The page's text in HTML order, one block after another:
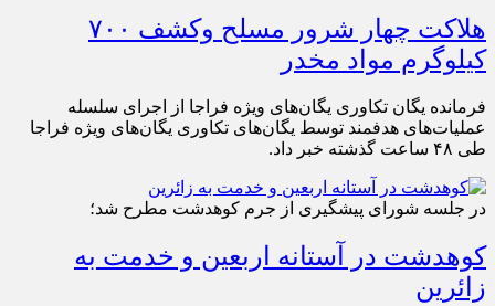
هلاکت چهار شرور مسلح وکشف ۷۰۰
کیلوگرم مواد مخدر
فرمانده یگان تکاوری یگان‌های ویژه فراجا از اجرای سلسله
عملیات‌های هدفمند توسط یگان‌های تکاوری یگان‌های ویژه فراجا
طی ۴۸ ساعت گذشته خبر داد.
در جلسه شورای پیشگیری از جرم کوهدشت مطرح شد؛
کوهدشت در آستانه اربعین و خدمت‌ به
زائرین